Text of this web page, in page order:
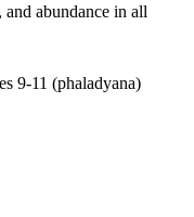
abundance in all
9-11 (phaladyana)